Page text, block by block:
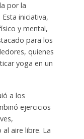
por la
iniciativa,
y mental,
para los
quienes
yoga en un
a los
ejercicios
aire libre. La